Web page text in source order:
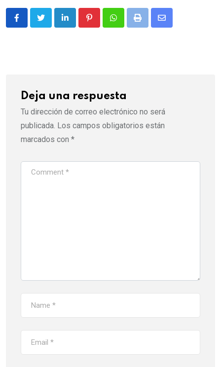
LinkedIn PinterestWhatsappPrint
Share
Deja una respuesta
Tu dirección de correo electrónico no será
publicada. Los campos obligatorios están
marcados con *